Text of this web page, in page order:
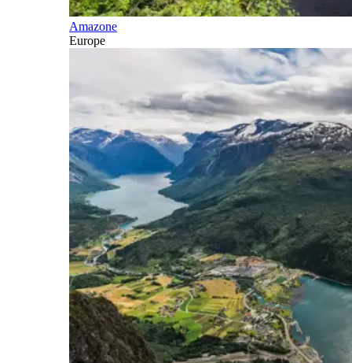
Amazone
Europe